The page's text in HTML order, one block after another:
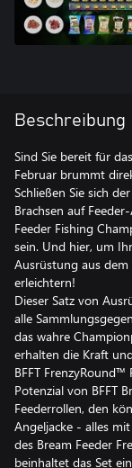
Beschreibung
Sind Sie bereit für
Februar brummt
Schließen Sie sich
Brachsen auf
Feeder Fishing
sein. Und hier, um
Ausrüstung aus dem
erleichtern!
Dieser Satz von
alle
das wahre
erhalten die Kraft
BFFT
Potenzial von BFFT
Feederrollen, den
Angeljacke - alles
des Bream Feeder
beinhaltet das Set